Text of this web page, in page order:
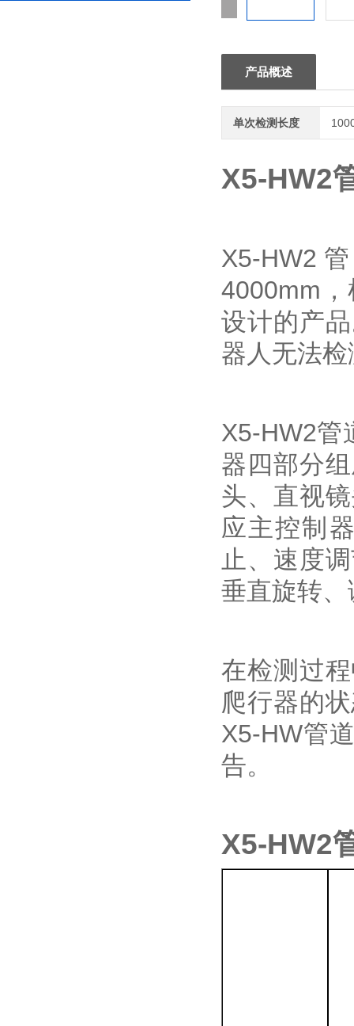
产品概述
单次检测长度
X5-HW2
X5-HW2
4000mm
设计的产
器人无法
X5-HW2管
器四部分
头、直视
应主控制
止、速度
垂直旋转
在检测过
爬行器的
X5-HW管
告。
X5-HW2